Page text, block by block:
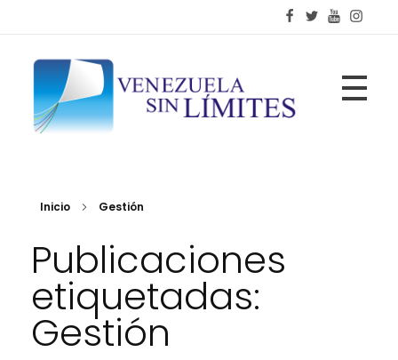
Fundación Venezuela Sin Límites
21 años de alianzas para la transformación socialInicio Gestión
Publicaciones
etiquetadas:
Gestión